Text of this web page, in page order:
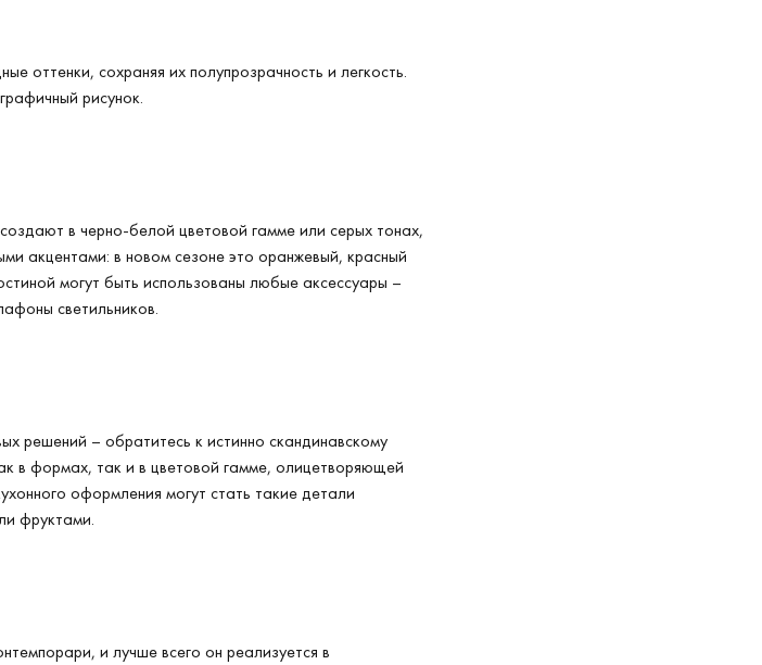
оттенки, сохраняя их полупрозрачность и легкость.
рисунок.
в черно-белой цветовой гамме или серых тонах,
акцентами: в новом сезоне это оранжевый, красный
могут быть использованы любые аксессуары –
светильников.
решений – обратитесь к истинно скандинавскому
в формах, так и в цветовой гамме, олицетворяющей
оформления могут стать такие детали
фруктами.
и лучше всего он реализуется в